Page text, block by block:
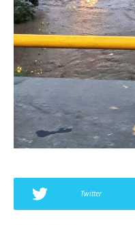
Twitter